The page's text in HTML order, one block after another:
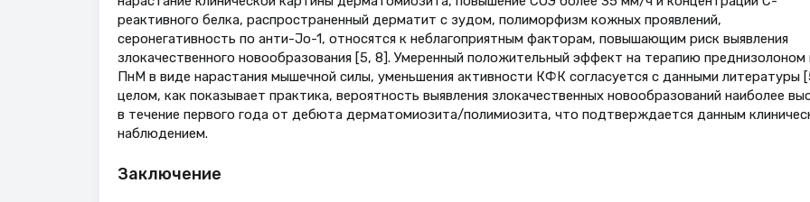
реактивного белка, распространенный дерматит с зудом, полиморфизм кожных проявлений,
серонегативность по анти-Jo-1, относятся к неблагоприятным факторам, повышающим риск выявления
злокачественного новообразования [5, 8]. Умеренный положительный эффект на терапию преднизолоном
ПнМ в виде нарастания мышечной силы, уменьшения активности КФК согласуется с данными литературы
целом, как показывает практика, вероятность выявления злокачественных новообразований наиболее
в течение первого года от дебюта дерматомиозита/полимиозита, что подтверждается данным
наблюдением.
Заключение